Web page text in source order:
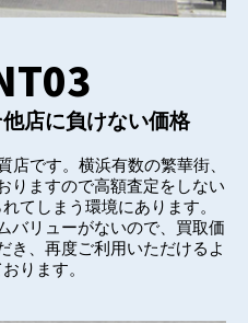
店に負けない価格
店です。横浜有数の繁華街、
りますので高額査定をしない
てしまう環境にあります。
バリューがないので、買取価
き、再度ご利用いただけるよ
ります。